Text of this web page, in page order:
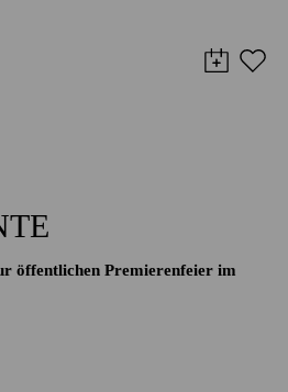
öffentlichen Premierenfeier im